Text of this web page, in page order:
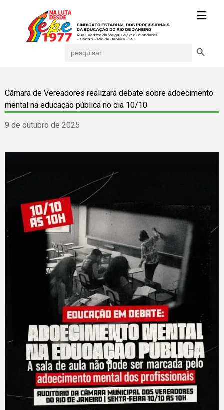
for:
Câmara de Vereadores realizará debate sobre adoecimento
mental na educação pública no dia 10/10
9 de outubro de 2025